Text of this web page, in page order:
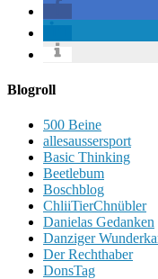
Blogroll
500 Beine
allesaussersport
Basic Thinking
Beetlebum
Boschblog
ChliiTierChnübler
Danielas Gedanken
Danziger
Der Rechthaber
DonsTag